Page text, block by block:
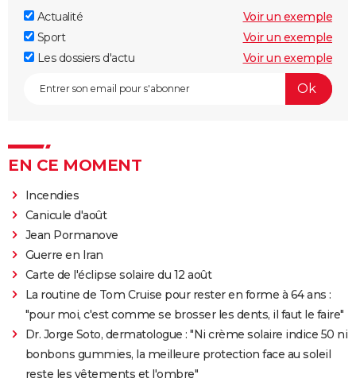
Actualité
Voir un exemple
Sport
Voir un exemple
Les dossiers d'actu
Voir un exemple
EN CE MOMENT
Incendies
Canicule d'août
Jean Pormanove
Guerre en Iran
Carte de l'éclipse solaire du 12 août
La routine de Tom Cruise pour rester en forme à 64 ans :
"pour moi, c'est comme se brosser les dents, il faut le faire"
Dr. Jorge Soto, dermatologue : "Ni crème solaire indice 50 ni
bonbons gummies, la meilleure protection face au soleil
reste les vêtements et l'ombre"